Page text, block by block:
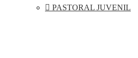
PASTORAL JUVENIL